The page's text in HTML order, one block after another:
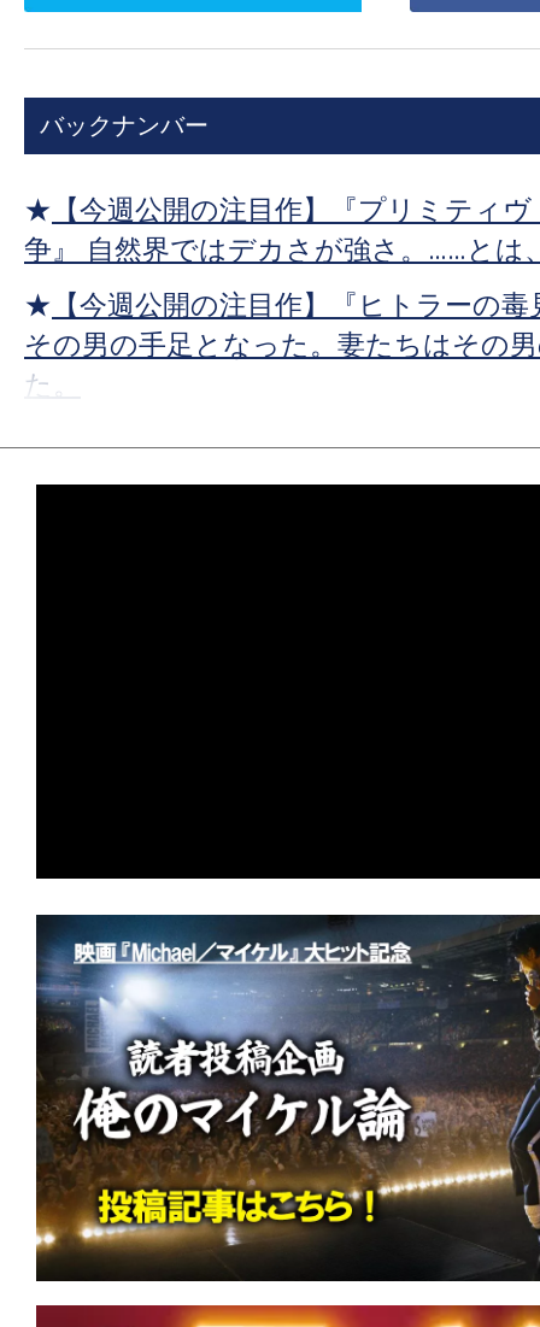
ー
で
ェ
ア
ア
バックナンバー
★ 【今週公開の注目作】『プリミティ
争』 自然界ではデカさが強さ。……とは
★ 【今週公開の注目作】『ヒトラーの
その男の手足となった。妻たちはその
た。
★【今週公開の注目作】『プライベー
ってな、200種類あんねん。
砂漠』 喉が渇く。肌が焦げる。汗が止
る。
★【今週公開の注目作】『億万長者の不
持ちなんて食うんじゃない。ばっちい
★【今週公開の注目作】『ジェニー・
め』 長く曲がりくねった道の果てに、
に辿り着く。
★【今週公開の注目作】映画館がスタ
キング・オブ・ポップの魂を浴びる映